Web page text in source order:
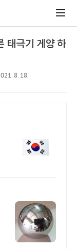
태극기 게양 하
8. 18.